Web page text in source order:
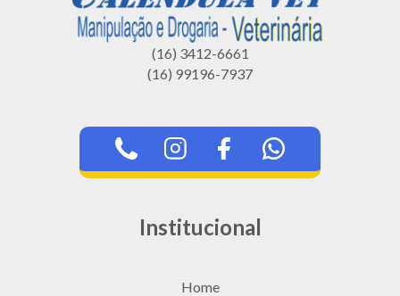
(16) 3412-6661
(16) 99196-7937
Institucional
Home